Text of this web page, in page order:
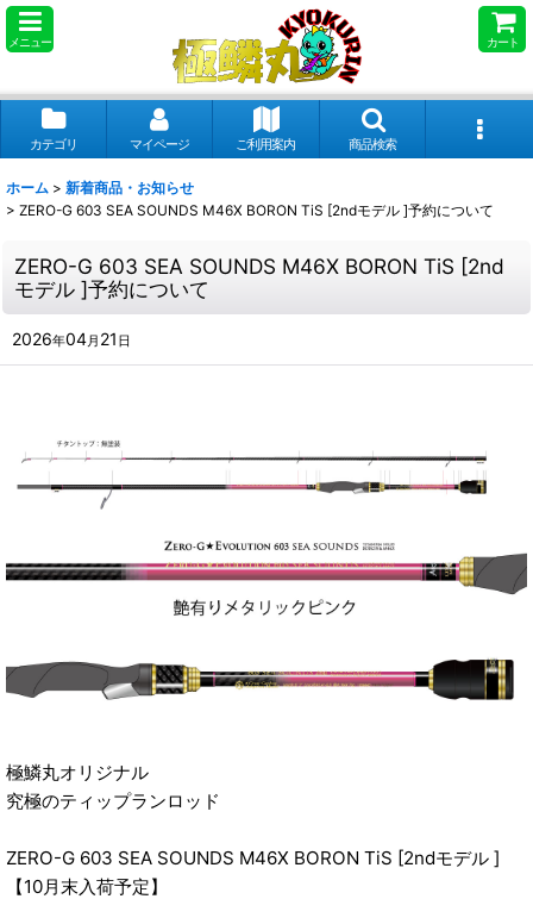
メニュー カート
カテゴリ マイページ ご利用案内 商品検索
ホーム > 新着商品・お知らせ
> ZERO-G 603 SEA SOUNDS M46X BORON TiS [2ndモデル ]予約について
ZERO-G 603 SEA SOUNDS M46X BORON TiS [2nd
モデル ]予約について
2026年04月 21 日
極鱗丸オリジナル
究極のティップランロッド
ZERO-G 603 SEA SOUNDS M46X BORON TiS [2ndモデル ]
【10月末入荷予定】